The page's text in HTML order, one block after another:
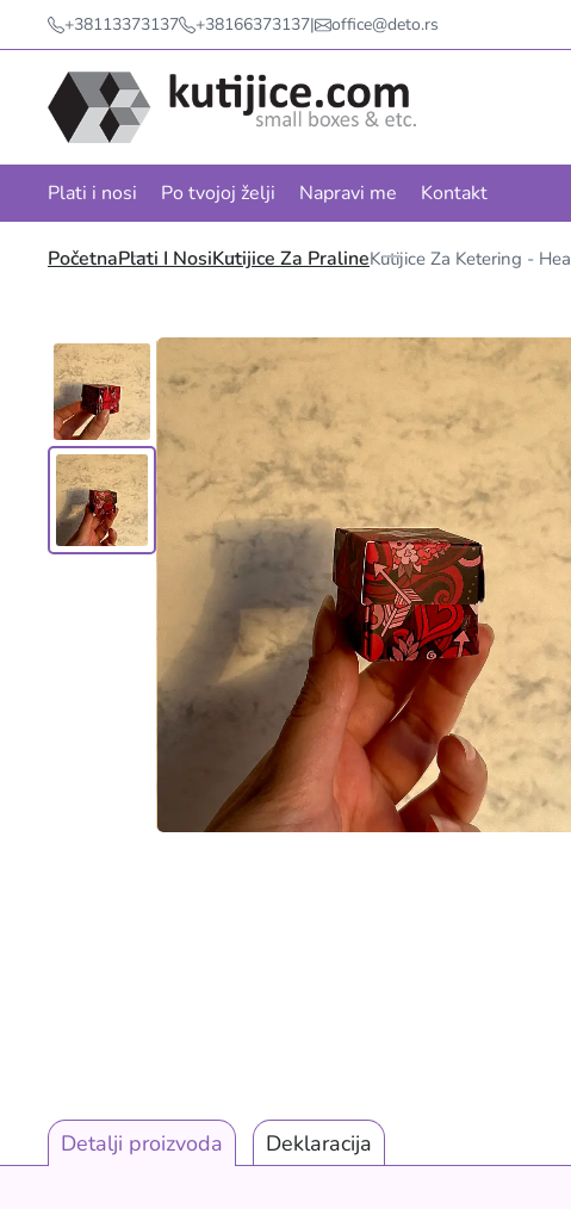
+38113373137 +38166373137| office@deto.rs
Plati i nosi Po tvojoj želji Napravi me Kontakt
PočetnaPlati I NosiKutijice Za PralineKutijice Za Ketering -
Detalji proizvoda Deklaracija